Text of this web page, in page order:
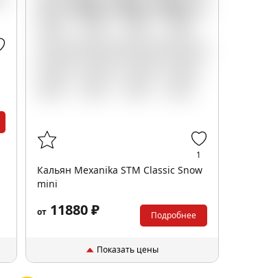
1
Кальян Mexanika STM Classic Snow
mini
от11880 ₽ Подробнее
Показать цены